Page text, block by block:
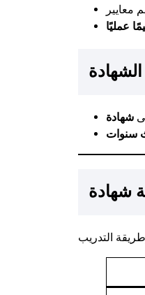
عمليًا
شهادة
سنوات